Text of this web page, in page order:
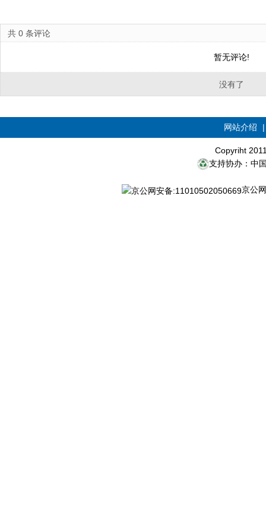
共 0 条评论
暂无评论!
没有了
网站介绍
Copyriht
支持协办：中
京公